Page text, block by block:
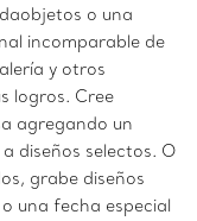
o una
incomparable de
y otros
logros. Cree
agregando un
diseños selectos. O
grabe diseños
una fecha especial